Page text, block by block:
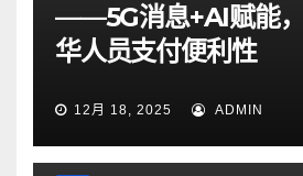
——5G消息+AI赋能
华人员支付便利性
12月 18, 2025 ADMIN